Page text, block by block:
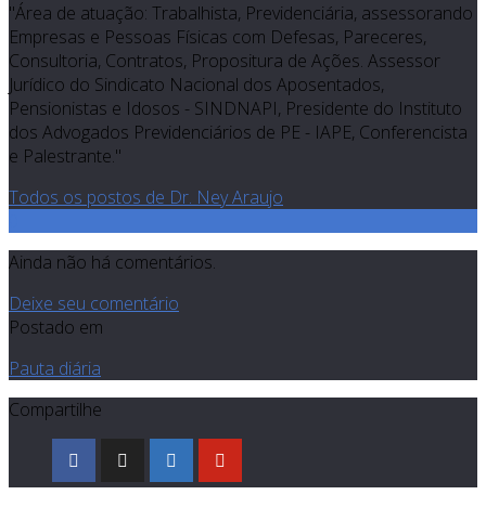
"Área de atuação: Trabalhista, Previdenciária, assessorando
Empresas e Pessoas Físicas com Defesas, Pareceres,
Consultoria, Contratos, Propositura de Ações. Assessor
Jurídico do Sindicato Nacional dos Aposentados,
Pensionistas e Idosos - SINDNAPI, Presidente do Instituto
dos Advogados Previdenciários de PE - IAPE, Conferencista
e Palestrante."
Todos os postos de Dr. Ney Araujo
Ainda não há comentários.
Deixe seu comentário
Postado em
Pauta diária
Compartilhe